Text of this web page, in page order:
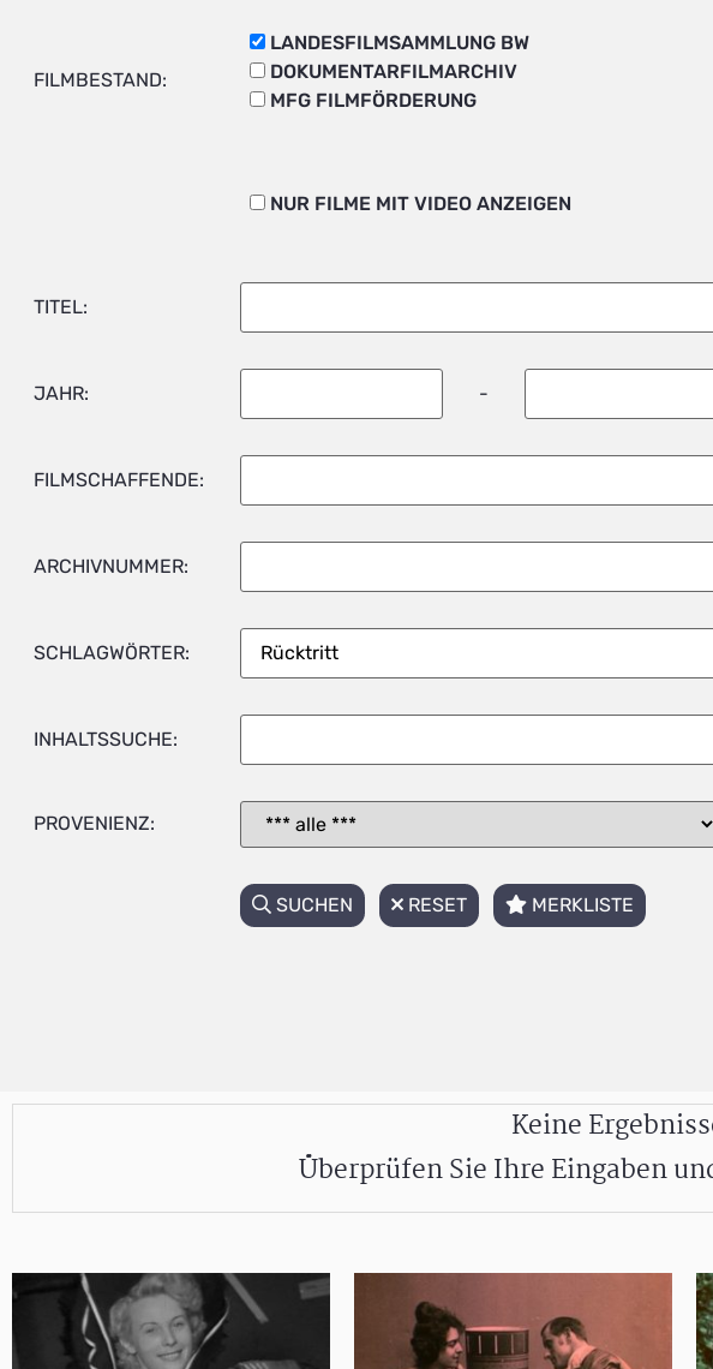
FILMBESTAND:
LANDESFILMSAMMLUNG BW
DOKUMENTARFILMARCHIV
MFG FILMFÖRDERUNG
NUR FILME MIT VIDEO ANZEIGEN
TITEL:
JAHR: -
FILMSCHAFFENDE:
ARCHIVNUMMER:
SCHLAGWÖRTER:
INHALTSSUCHE:
PROVENIENZ:
SUCHEN RESET MERKLISTE
Keine
Überprüfen Sie Ihre Eingaben